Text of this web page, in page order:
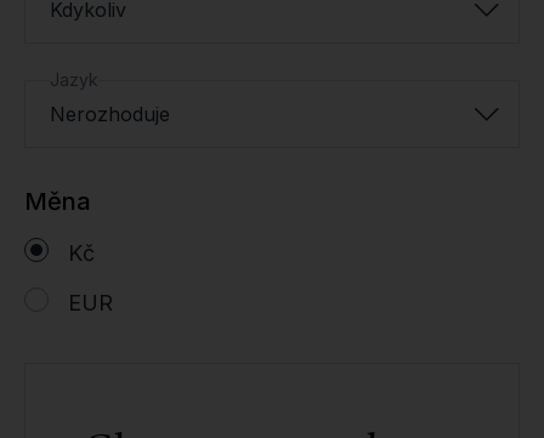
Kdykoliv
Jazyk
Nerozhoduje
Měna
Kč
EUR